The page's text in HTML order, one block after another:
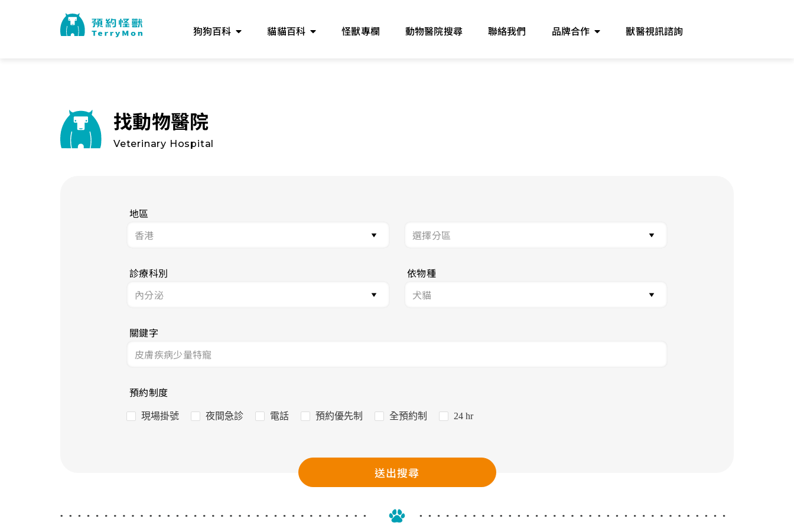
狗狗百科 貓貓百科 怪獸專欄 動物醫院搜尋 聯絡我們 品牌合作 獸醫視訊諮詢
找動物醫院
Veterinary Hospital
地區
診療科別 依物種
關鍵字
預約制度
現場掛號 夜間急診 電話 預約優先制 全預約制 24 hr
送出搜尋